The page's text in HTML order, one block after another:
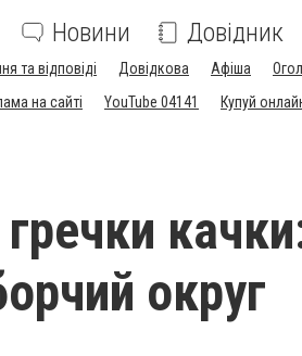
Новини Довідник
та відповіді Довідкова Афіша
на сайті YouTube 04141 Купуй
округ